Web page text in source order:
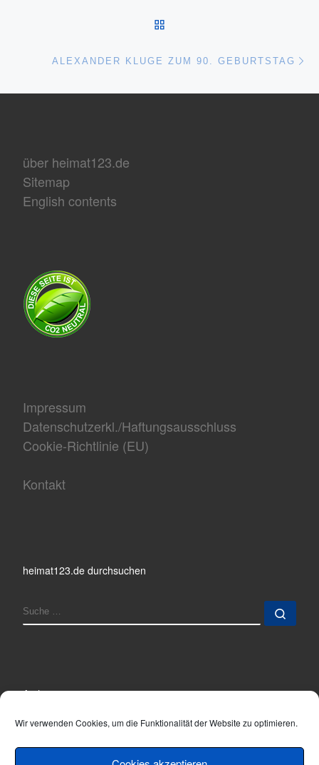
Wir verwenden Cookies, um die Funktionalität der Website zu optimieren.
ALEXANDER KLUGE ZUM 90. GEBURTSTAG
über heimat123.de
Sitemap
English contents
Impressum
Datenschutzerkl./Haftungsausschluss
Cookie-Richtlinie (EU)
Kontakt
heimat123.de durchsuchen
SUCHE
Archiv